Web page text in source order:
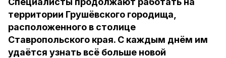
территории Грушёвского городища,
расположенного в столице
Ставропольского края. С каждым днём им
удаётся узнать всё больше новой